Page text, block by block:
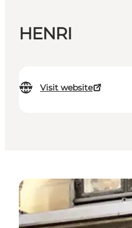
HENRI
Visit website